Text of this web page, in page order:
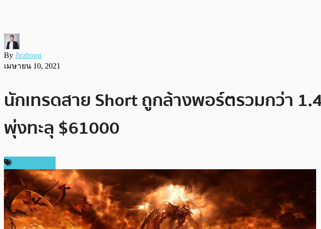
By Jiraboon
เมษายน 10, 2021
นักเทรดสาย Short ถูกล้างพอร์ตรวมกว่า
พุ่งทะลุ $61000